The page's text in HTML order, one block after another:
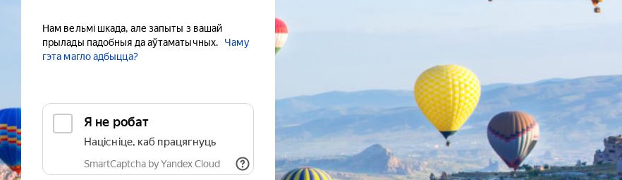
Нам вельмі шкада, але запыты з вашай
прылады падобныя да аўтаматычных.
Чаму
гэта магло адбыцца?
Я не робат
Націсніце, каб працягнуць
SmartCaptcha by Yandex Cloud